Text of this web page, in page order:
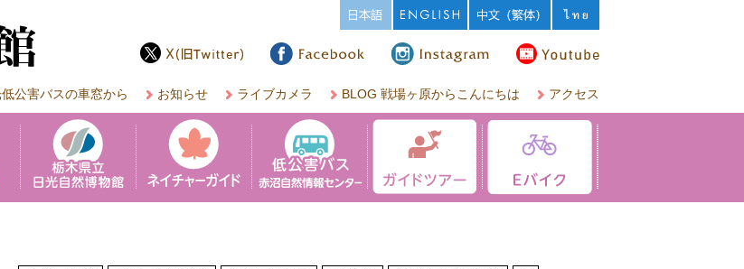
公害バスの車窓から お知らせ ライブカメラ BLOG 戦場ヶ原からこんにちは アクセス